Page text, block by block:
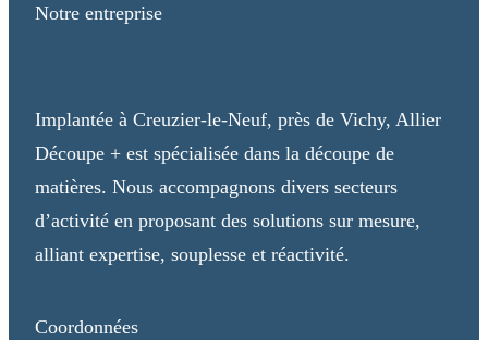
Notre entreprise
Implantée à Creuzier-le-Neuf, près de Vichy, Allier
Découpe + est spécialisée dans la découpe de
matières. Nous accompagnons divers secteurs
d’activité en proposant des solutions sur mesure,
alliant expertise, souplesse et réactivité.
Coordonnées